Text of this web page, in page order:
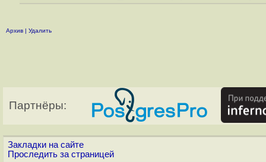
Архив | Удалить
Партнёры:
Закладки на сайте
Проследить за страницей